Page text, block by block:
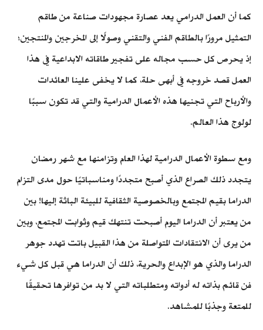
كما أن العمل الدرامي يعد عصارة مجهودات صناعة من طاقم
التمثيل مرورًا بالطاقم الفني والتقني وصولًا إلى المخرجين والمنتجين؛
إذ يحرص كل حسب مجاله على تفجير طاقاته الابداعية في هذا
العمل قصد خروجه في أبهى حلة، كما لا يخفى علينا العائدات
والأرباح التي تجنيها هذه الأعمال الدرامية والتي قد تكون سببًا
لولوج هذا العالم.
ومع سطوة الأعمال الدرامية لهذا العام وتزامنها مع شهر رمضان
يتجدد ذلك الصراع الذي أصبح متجددًا ومناسباتيًا حول مدى التزام
الدراما بقيم المجتمع وبالخصوصية الثقافية للبيئة الباثة إليها! بين
من يعتبر أن الدراما اليوم أصبحت تنتهك قيم وثوابت المجتمع، وبين
من يرى أن الانتقادات المتواصلة من هذا القبيل باتت تهدد جوهر
الدراما والذي هو الإبداع والحرية، ذلك أن الدراما هي قبل كل شيء
فن قائم بذاته له أدواته ومتطلباته التي لا بد من توافرها تحقيقًا
للمتعة وجذبًا للمشاهد.